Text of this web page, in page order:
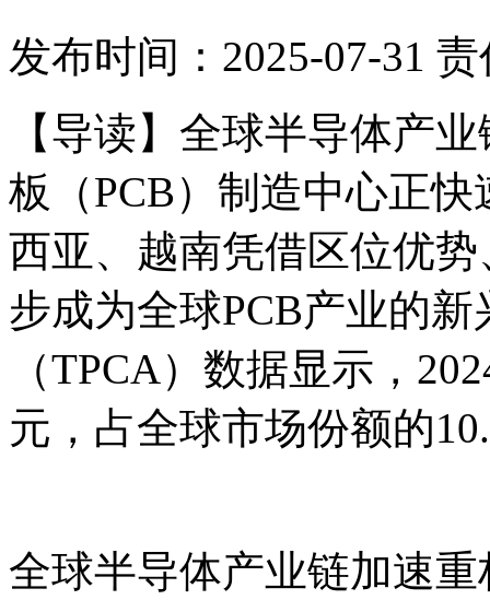
发布时间：2025-07-31 责
【导读】 全球半导体产
板（PCB）制造中心正
西亚、越南凭借区位优
步成为全球PCB产业的
（TPCA）数据显示，
元，占全球市场份额的
全球半导体产业链加速